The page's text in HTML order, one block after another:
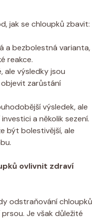
jak se chloupků zbavit:
a bezbolestná varianta,
reakce.
ale výsledky jsou
zarůstání
výsledek, ale
a několik sezení.
být bolestivější, ale
ovlivnit zdraví
odstraňování chloupků
Je však důležité